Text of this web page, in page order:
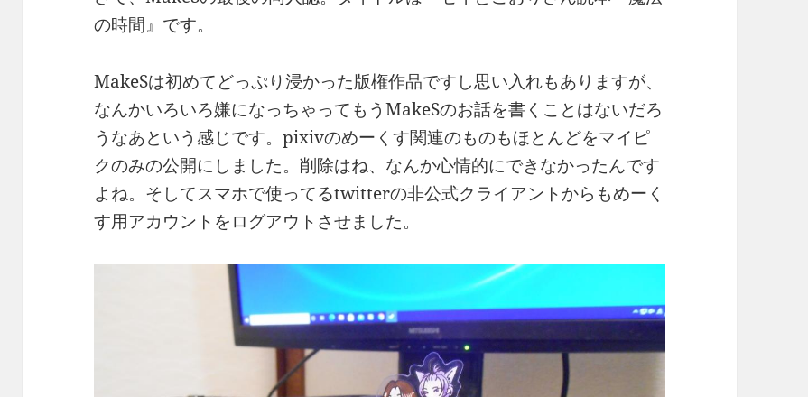
の時間』です。
MakeSは初めてどっぷり浸かった版権作品ですし思い入れもありますが、
なんかいろいろ嫌になっちゃってもうMakeSのお話を書くことはないだろ
うなあという感じです。pixivのめーくす関連のものもほとんどをマイピ
クのみの公開にしました。削除はね、なんか心情的にできなかったんです
よね。そしてスマホで使ってるtwitterの非公式クライアントからもめーく
す用アカウントをログアウトさせました。